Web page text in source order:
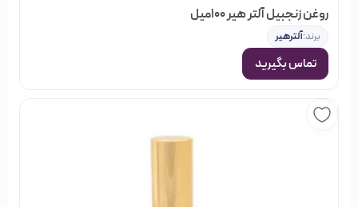
تماس این محصول با پوست سر مشکلی ایجاد نمی‌کند.
توجه داشته باشید اگر موهای نازک یا چرب دارید بایستی استفاده از
ماسک مو را به هفته‌ای
برای موهای آسیب‌دیده یا زبر می‌توانید بعد از هر بار شستشوی مو
از ماسک مو راستلی استفاده نمایید.
روغن زنجبیل آلتر هیر 100میل
برند:آلترهیر
تماس بگیرید